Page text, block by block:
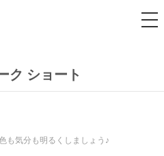
ク ショート
も気分も明るくしましょう♪